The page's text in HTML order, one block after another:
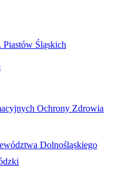
Śląskich
Ochrony Zdrowia
Dolnośląskiego